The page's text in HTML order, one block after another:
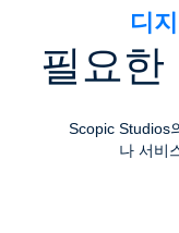
디
필요한
Scopic Studios
나 서비